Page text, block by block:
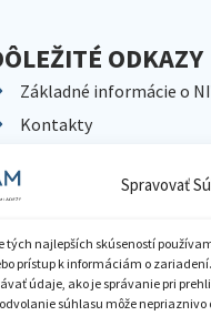
Spravovať
tých najlepších skúseností
prístup k informáciám o
údaje, ako je správanie pri
súhlasu môže
ODKAZY
Základné informácie o
Kontakty
Kde nás nájdete
Dokumenty inštitúcie
Knižnica